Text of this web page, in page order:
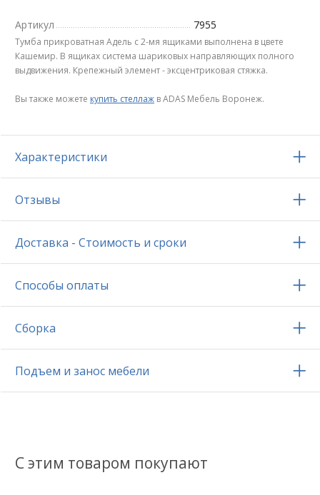
Артикул 7955
Тумба прикроватная Адель с 2-мя ящиками выполнена в цвете
Кашемир. В ящиках система шариковых направляющих полного
выдвижения. Крепежный элемент - эксцентриковая стяжка.
Вы также можете купить стеллаж в ADAS Мебель Воронеж.
Характеристики
Отзывы
Доставка - Стоимость и сроки
Способы оплаты
Сборка
Подъем и занос мебели
С этим товаром покупают